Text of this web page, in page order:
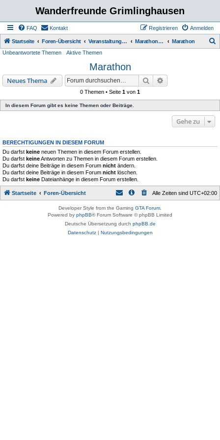
Wanderfreunde Grimlinghausen
FAQ Kontakt Anmelden
Registrieren
Startseite Foren-Übersicht Veranstaltungen / Wanderungen Marathon / halb Marathon Marathon
Unbeantwortete Themen Aktive Themen
Marathon
Neues Thema Suche
0 Themen • Seite 1 von 1
In diesem Forum gibt es keine Themen oder Beiträge.
Gehe zu
BERECHTIGUNGEN IN DIESEM FORUM
Du darfst keine neuen Themen in diesem Forum erstellen.
Du darfst keineAntworten zu Themen in diesem Forum erstellen.
Du darfst deine Beiträge in diesem Forum nicht ändern.
Du darfst deine Beiträge in diesem Forum nicht löschen.
Du darfst keine Dateianhänge in diesem Forum erstellen.
Startseite Foren-Übersicht Alle Zeiten sind UTC+02:00
Developer Style from the Gaming GTA Forum
Powered by phpBB® Forum Software © phpBB Limited
Deutsche Übersetzung durch phpBB.de
Datenschutz| Nutzungsbedingungen